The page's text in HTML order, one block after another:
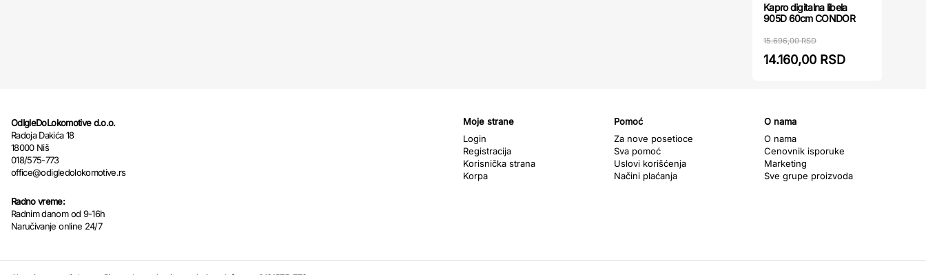
Kapro digitalna libela
905D 60cm CONDOR
15.696,00 RSD
14.160,00 RSD
OdIgleDoLokomotive d.o.o.
Radoja Dakića 18
18000 Niš
018/575-773
office@odigledolokomotive.rs
Radno vreme:
Radnim danom od 9-16h
Naručivanje online 24/7
Moje strane
Login
Registracija
Korisnička strana
Korpa
Pomoć
Za nove posetioce
Sva pomoć
Uslovi korišćenja
Načini plaćanja
O nama
O nama
Cenovnik isporuke
Marketing
Sve grupe proizvoda